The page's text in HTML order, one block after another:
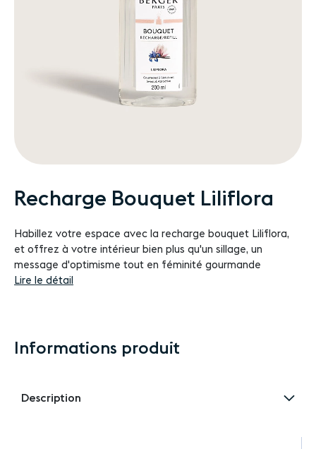
Passer
au
de
la
Galerie
d’images
Recharge Bouquet Liliflora
Habillez votre espace avec la recharge bouquet Liliflora,
et offrez à votre intérieur bien plus qu'un sillage, un
message d'optimisme tout en féminité gourmande
Lire le détail
Informations produit
Description